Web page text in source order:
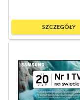
SZCZEGÓŁY